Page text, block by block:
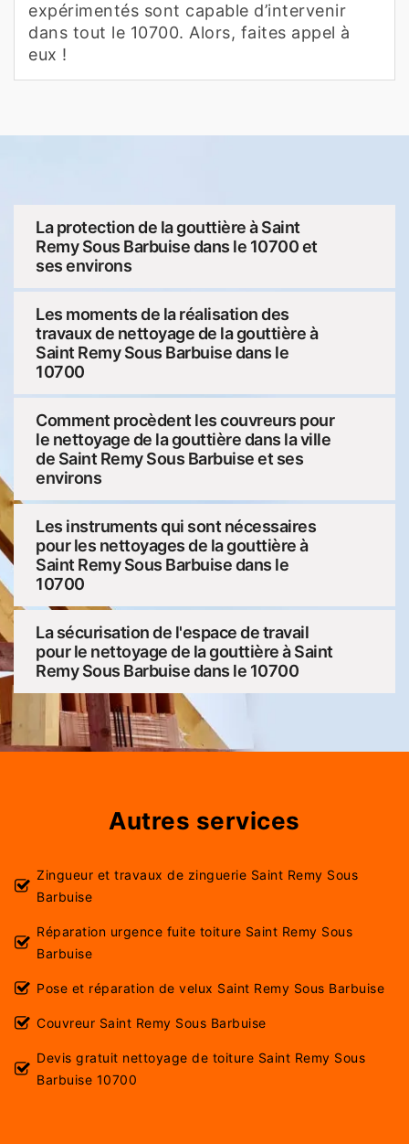
expérimentés sont capable d’intervenir
dans tout le 10700. Alors, faites appel à
eux !
La protection de la gouttière à Saint
Remy Sous Barbuise dans le 10700 et
ses environs
Les moments de la réalisation des
travaux de nettoyage de la gouttière à
Saint Remy Sous Barbuise dans le
10700
Comment procèdent les couvreurs pour
le nettoyage de la gouttière dans la ville
de Saint Remy Sous Barbuise et ses
environs
Les instruments qui sont nécessaires
pour les nettoyages de la gouttière à
Saint Remy Sous Barbuise dans le
10700
La sécurisation de l'espace de travail
pour le nettoyage de la gouttière à Saint
Remy Sous Barbuise dans le 10700
Autres services
Zingueur et travaux de zinguerie Saint Remy Sous
Barbuise
Réparation urgence fuite toiture Saint Remy Sous
Barbuise
Pose et réparation de velux Saint Remy Sous Barbuise
Couvreur Saint Remy Sous Barbuise
Devis gratuit nettoyage de toiture Saint Remy Sous
Barbuise 10700